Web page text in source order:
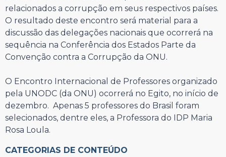
relacionados a corrupção em seus respectivos países.
O resultado deste encontro será material para a
discussão das delegações nacionais que ocorrerá na
sequência na Conferência dos Estados Parte da
Convenção contra a Corrupção da ONU.
O Encontro Internacional de Professores organizado
pela UNODC (da ONU) ocorrerá no Egito, no início de
dezembro. Apenas 5 professores do Brasil foram
selecionados, dentre eles, a Professora do IDP Maria
Rosa Loula.
CATEGORIAS DE CONTEÚDO